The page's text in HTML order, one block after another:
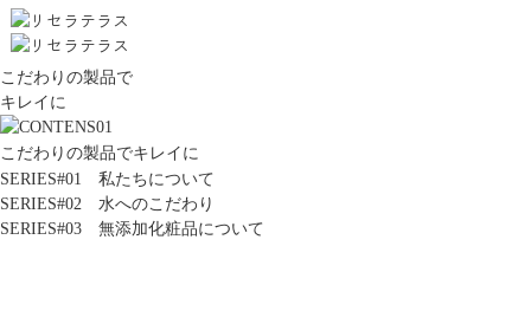
こだわりの製品で
キレイに
こだわりの製品でキレイに
SERIES#01 私たちについて
SERIES#02 水へのこだわり
SERIES#03 無添加化粧品について